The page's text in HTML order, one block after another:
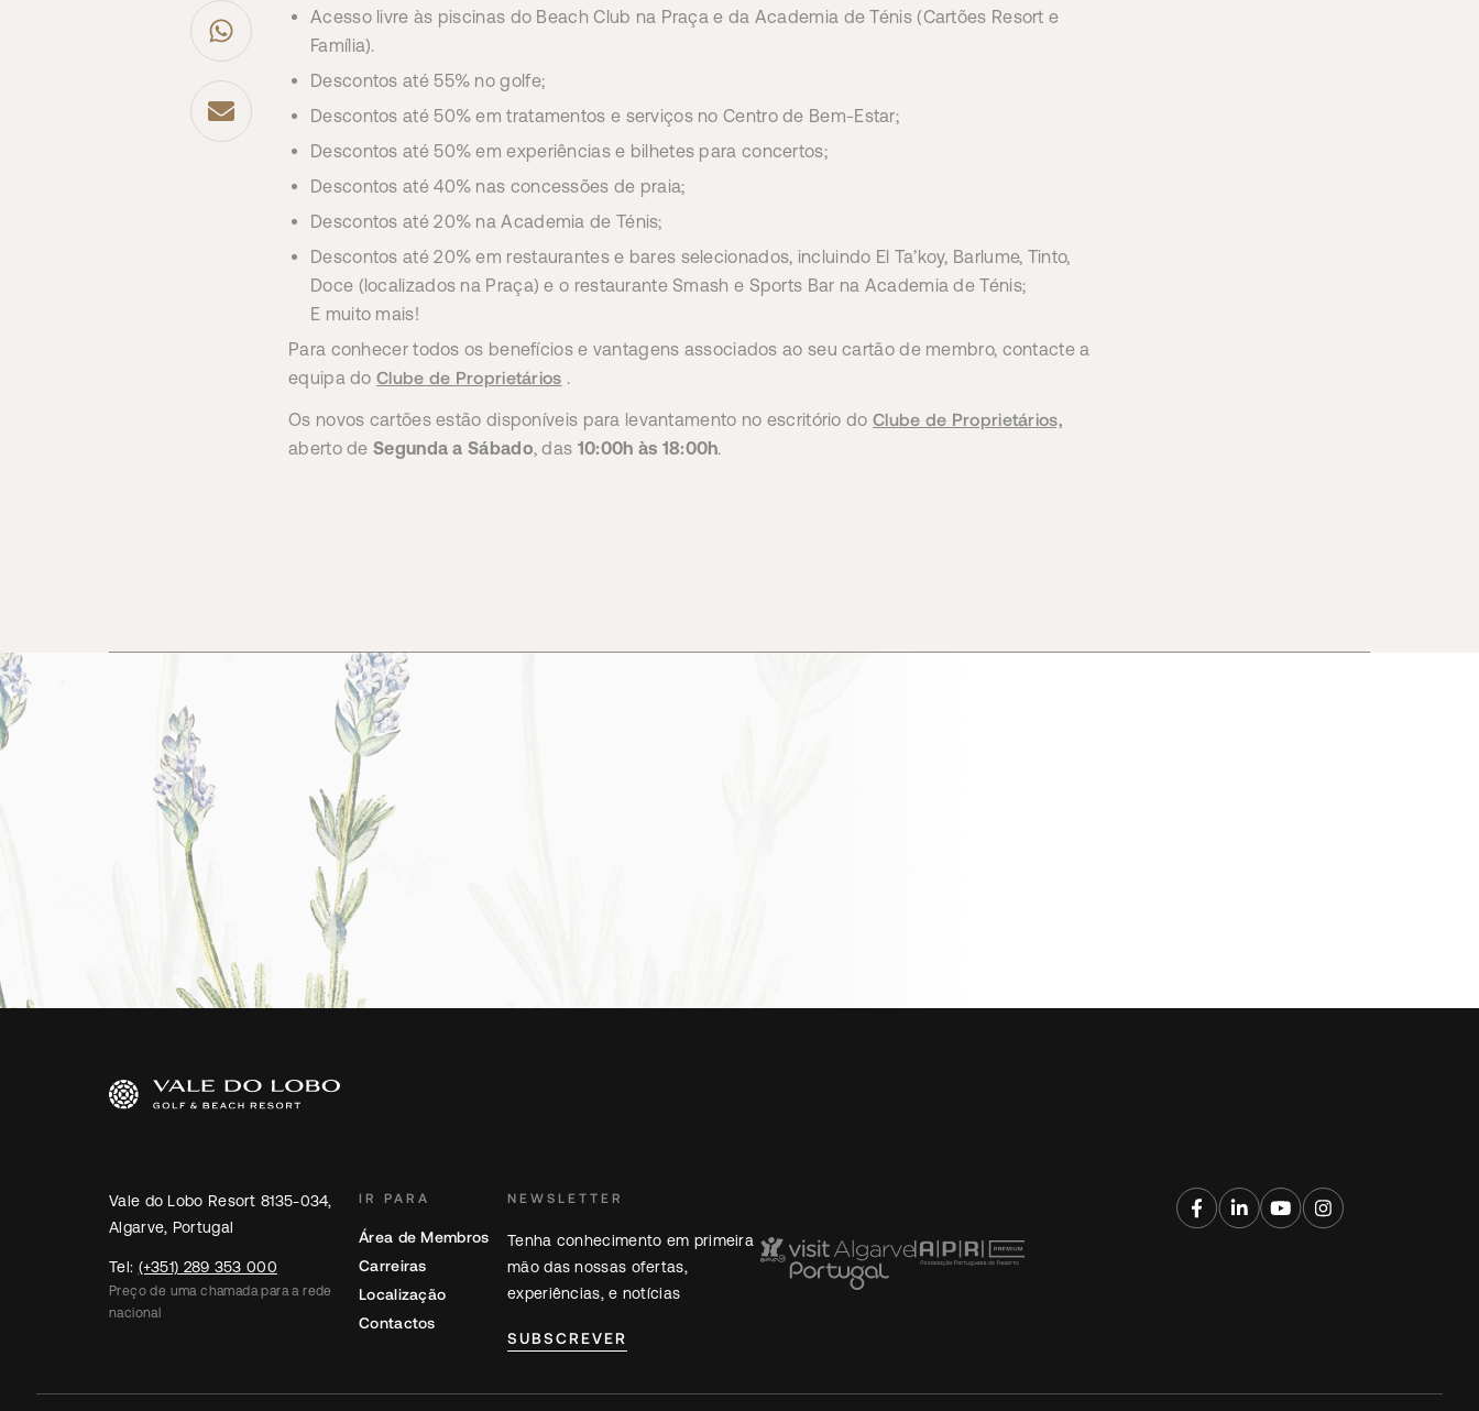
Acesso livre às piscinas do Beach Club na Praça e da Academia de Ténis (Cartões Resort e
Família).
Descontos até 55% no golfe;
Descontos até 50% em tratamentos e serviços no Centro de Bem-Estar;
Descontos até 50% em experiências e bilhetes para concertos;
Descontos até 40% nas concessões de praia;
Descontos até 20% na Academia de Ténis;
Descontos até 20% em restaurantes e bares selecionados, incluindo El Ta’koy, Barlume, Tinto,
Doce (localizados na Praça) e o restaurante Smash e Sports Bar na Academia de Ténis;
E muito mais!
Para conhecer todos os benefícios e vantagens associados ao seu cartão de membro, contacte a
equipa doClube de Proprietários
Os novos cartões estão disponíveis para levantamento no escritório do Clube de Proprietários,
aberto de Segunda a Sábado , das 10:00h às 18:00h
Vale do Lobo Resort 8135-034,
Algarve, Portugal
Tel: (+351) 289 353 000
Preço de uma chamada para a rede
nacional
IR PARA
Área de Membros
Carreiras
Localização
Contactos
NEWSLETTER
Tenha conhecimento em primeira
mão das nossas ofertas,
experiências, e notícias
SUBSCREVER